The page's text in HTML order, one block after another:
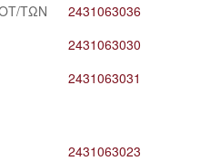
ΤΩΝ
2431063036
2431063030
2431063031
2431063023